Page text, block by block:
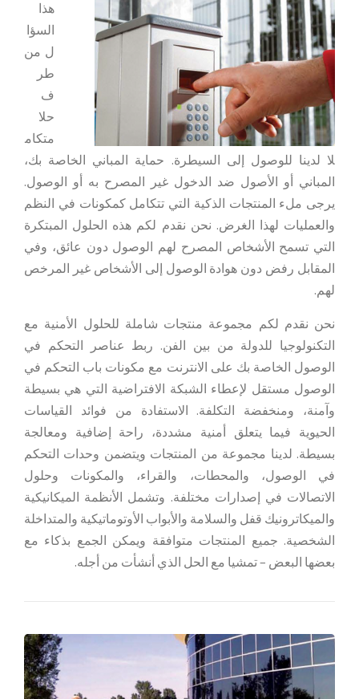
هذا
السؤا
ل من
طر
ف
حلا
متكام
لا لدينا للوصول إلى السيطرة. حماية المباني الخاصة بك،
المباني أو الأصول ضد الدخول غير المصرح به أو الوصول.
يرجى ملء المنتجات الذكية التي تتكامل كمكونات في النظم
والعمليات لهذا الغرض. نحن نقدم لكم هذه الحلول المبتكرة
التي تسمح الأشخاص المصرح لهم الوصول دون عائق، وفي
المقابل رفض دون هوادة الوصول إلى الأشخاص غير المرخص
لهم.
نحن نقدم لكم مجموعة منتجات شاملة للحلول الأمنية مع
التكنولوجيا للدولة من بين الفن. ربط عناصر التحكم في
الوصول الخاصة بك على الانترنت مع مكونات باب التحكم في
الوصول مستقل لإعطاء الشبكة الافتراضية التي هي بسيطة
وآمنة، ومنخفضة التكلفة. الاستفادة من فوائد القياسات
الحيوية فيما يتعلق أمنية مشددة، راحة إضافية ومعالجة
بسيطة. لدينا مجموعة من المنتجات ويتضمن وحدات التحكم
في الوصول، والمحطات، والقراء، والمكونات وحلول
الاتصالات في إصدارات مختلفة. وتشمل الأنظمة الميكانيكية
والميكاترونيك قفل والسلامة والأبواب الأوتوماتيكية والمتداخلة
الشخصية. جميع المنتجات متوافقة ويمكن الجمع بذكاء مع
بعضها البعض – تمشيا مع الحل الذي أنشأت من أجله.